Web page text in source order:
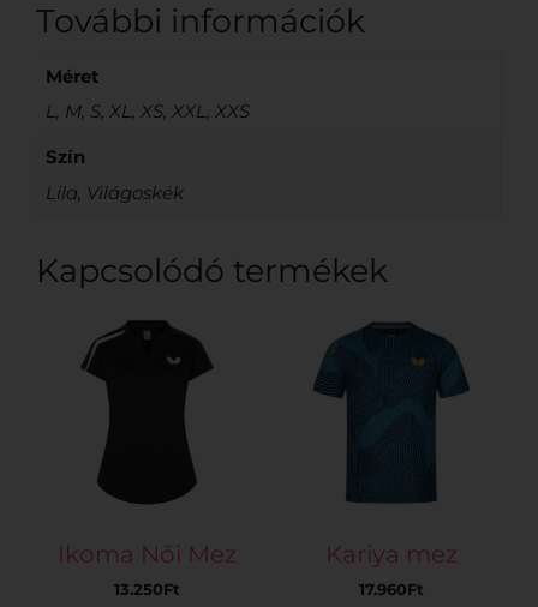
További információk
Méret
L, M, S, XL, XS, XXL, XXS
Szín
Lila, Világoskék
Kapcsolódó termékek
Ikoma Női Mez
13.250Ft
Kariya mez
17.960Ft